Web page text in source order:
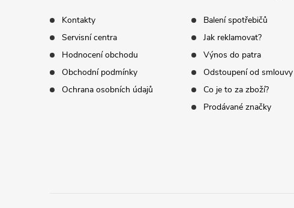
Kontakty
Servisní centra
Hodnocení obchodu
Obchodní podmínky
Ochrana osobních údajů
Balení spotřebičů
Jak reklamovat?
Výnos do patra
Odstoupení od smlouvy
Co je to za zboží?
Prodávané značky